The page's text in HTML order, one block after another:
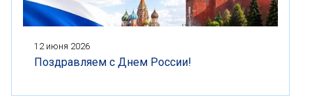
12 июня 2026
Поздравляем с Днем России!